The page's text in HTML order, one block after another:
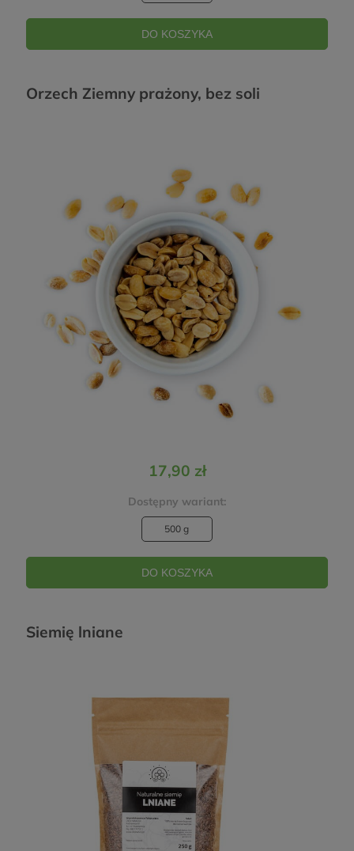
DO KOSZYKA
Orzech Ziemny prażony, bez soli
17,90 zł
Dostępny wariant:
500 g
DO KOSZYKA
Siemię lniane